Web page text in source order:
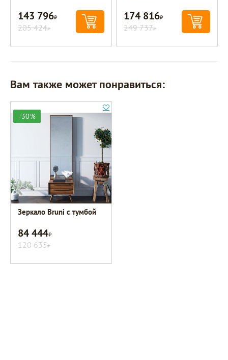
143 796Р
205 424Р
174 816Р
249 737Р
Вам также может понравиться:
-30%
Зеркало Bruni с тумбой
84 444Р
120 635Р